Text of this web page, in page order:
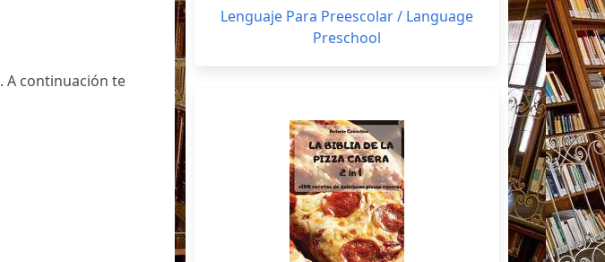
. A continuación te
Lenguaje Para Preescolar / Language
Preschool